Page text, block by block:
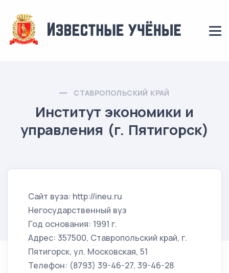
СТАВРОПОЛЬСКИЙ КРАЙ
Институт экономики и
управления (г. Пятигорск)
Сайт вуза: http://ineu.ru
Негосударственный вуз
Год основания: 1991 г.
Адрес: 357500, Ставропольский край, г.
Пятигорск, ул. Московская, 51
Телефон: (8793) 39-46-27, 39-46-28